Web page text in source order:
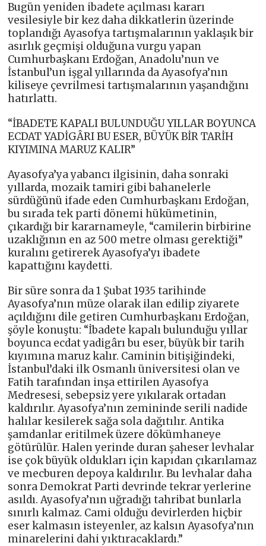
Bugün yeniden ibadete açılması kararı
vesilesiyle bir kez daha dikkatlerin üzerinde
toplandığı Ayasofya tartışmalarının yaklaşık bir
asırlık geçmişi olduğuna vurgu yapan
Cumhurbaşkanı Erdoğan, Anadolu’nun ve
İstanbul’un işgal yıllarında da Ayasofya’nın
kiliseye çevrilmesi tartışmalarının yaşandığını
hatırlattı.
“İBADETE KAPALI BULUNDUĞU YILLAR BOYUNCA
ECDAT YADİGÂRI BU ESER, BÜYÜK BİR TARİH
KIYIMINA MARUZ KALIR”
Ayasofya’ya yabancı ilgisinin, daha sonraki
yıllarda, mozaik tamiri gibi bahanelerle
sürdüğünü ifade eden Cumhurbaşkanı Erdoğan,
bu sırada tek parti dönemi hükümetinin,
çıkardığı bir kararnameyle, “camilerin birbirine
uzaklığının en az 500 metre olması gerektiği”
kuralını getirerek Ayasofya’yı ibadete
kapattığını kaydetti.
Bir süre sonra da 1 Şubat 1935 tarihinde
Ayasofya’nın müze olarak ilan edilip ziyarete
açıldığını dile getiren Cumhurbaşkanı Erdoğan,
şöyle konuştu: “İbadete kapalı bulunduğu yıllar
boyunca ecdat yadigârı bu eser, büyük bir tarih
kıyımına maruz kalır. Caminin bitişiğindeki,
İstanbul’daki ilk Osmanlı üniversitesi olan ve
Fatih tarafından inşa ettirilen Ayasofya
Medresesi, sebepsiz yere yıkılarak ortadan
kaldırılır. Ayasofya’nın zemininde serili nadide
halılar kesilerek sağa sola dağıtılır. Antika
şamdanlar eritilmek üzere dökümhaneye
götürülür. Halen yerinde duran şaheser levhalar
ise çok büyük oldukları için kapıdan çıkarılamaz
ve mecburen depoya kaldırılır. Bu levhalar daha
sonra Demokrat Parti devrinde tekrar yerlerine
asıldı. Ayasofya’nın uğradığı tahribat bunlarla
sınırlı kalmaz. Cami olduğu devirlerden hiçbir
eser kalmasın isteyenler, az kalsın Ayasofya’nın
minarelerini dahi yıktıracaklardı.”